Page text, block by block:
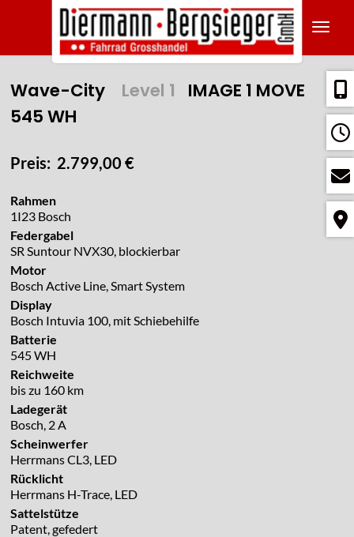
Wave-City Level 1
IMAGE 1 MOVE
545 WH
Preis: 2.799,00 €
Rahmen
1I23 Bosch
Federgabel
SR Suntour NVX30, blockierbar
Motor
Bosch Active Line, Smart System
Display
Bosch Intuvia 100, mit Schiebehilfe
Batterie
545 WH
Reichweite
bis zu 160 km
Ladegerät
Bosch, 2 A
Scheinwerfer
Herrmans CL3, LED
Rücklicht
Herrmans H-Trace, LED
Sattelstütze
Patent, gefedert